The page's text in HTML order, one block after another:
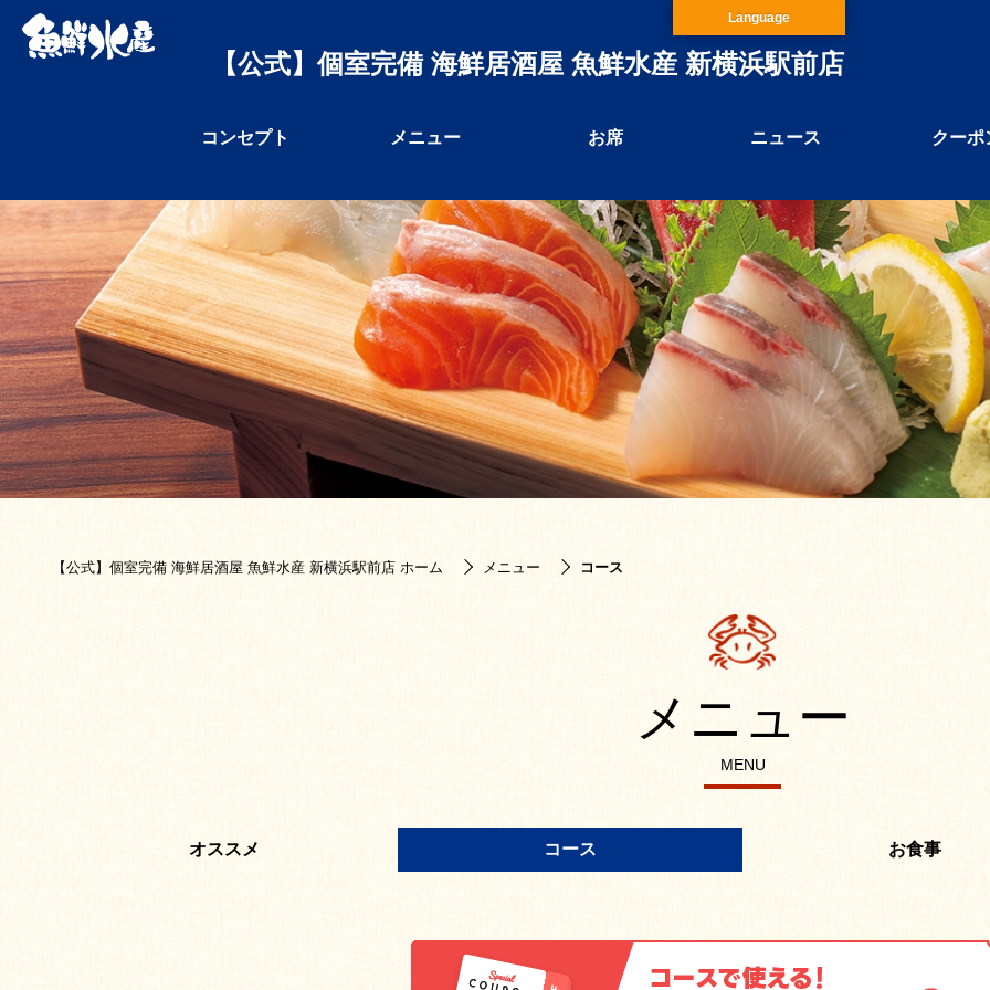
【公式】個室完備 海鮮居酒屋 魚鮮水産 新横浜駅前店
コンセプト メニュー お席 ニュース クーポ
【公式】個室完備 海鮮居酒屋 魚鮮水産 新横浜駅前店 ホーム メニュー コース
メニュー
MENU
オススメ コース お食事
Language